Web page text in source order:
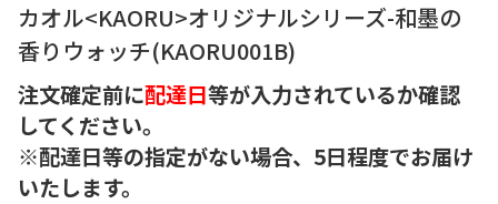
カオル<KAORU>オリジナルシリーズ-和墨の
香りウォッチ(KAORU001B)
注文確定前に配達日等が入力されているか確認
してください。
※配達日等の指定がない場合、5日程度でお届け
いたします。